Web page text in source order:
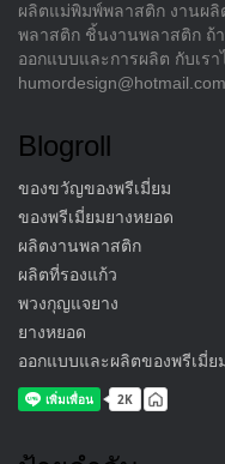
ผลิตแม่พิมพ์พลาสติก งานผ
พลาสติก ชิ้นงานพลาสติก ถ้
ออกแบบและการผลิต กับเร
Blogroll
ของขวัญของพรีเมี่ยม
ของพรีเมี่ยมยางหยอด
ผลิตงานพลาสติก
ผลิตที่รองแก้ว
พวงกุญแจยาง
ยางหยอด
ออกแบบและผลิตของพรีเมี่ย